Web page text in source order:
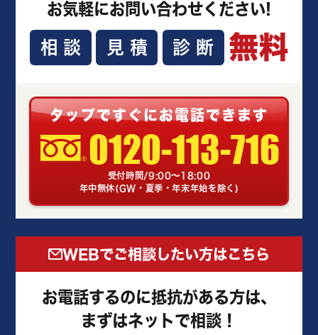
お気軽にお問い合わせください!
相談 見積 診断 無料
タップですぐにお電話できます
0120-113-716
受付時間/9:00～18:00
年中無休(GW・夏季・年末年始を除く)
WEBでご相談したい方はこちら
お電話するのに抵抗がある方は、
まずはネットで相談！